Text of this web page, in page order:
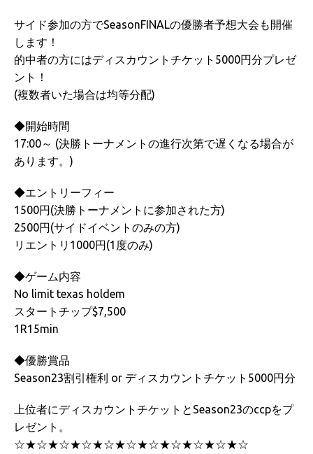
サイド参加の方でSeasonFINALの優勝者予想大会も開催
します！
的中者の方にはディスカウントチケット5000円分プレゼ
ント！
(複数者いた場合は均等分配)
◆開始時間
17:00～ (決勝トーナメントの進行次第で遅くなる場合が
あります。)
◆エントリーフィー
1500円(決勝トーナメントに参加された方)
2500円(サイドイベントのみの方)
リエントリ1000円(1度のみ)
◆ゲーム内容
No limit texas holdem
スタートチップ$7,500
1R15min
◆優勝賞品
Season23割引権利 or ディスカウントチケット5000円分
上位者にディスカウントチケットとSeason23のccpをプ
レゼント。
☆★☆★☆★☆★☆★☆★☆★☆★☆★☆★☆